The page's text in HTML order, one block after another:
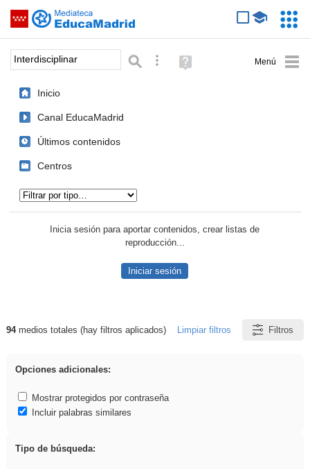
Saltar navegación
Palabra o frase: Búsqueda avanzada
Ayuda
(en
Inicio
Canal EducaMadrid
Últimos contenidos
Centros
Inicia sesión para aportar contenidos, crear listas de
reproducción...
Iniciar sesión
Resultados de: Interdisciplinar
94medios totales (hay filtros aplicados) Limpiar filtros Filtros
Opciones adicionales:
Mostrar protegidos por contraseña
Incluir palabras similares
Tipo de búsqueda: